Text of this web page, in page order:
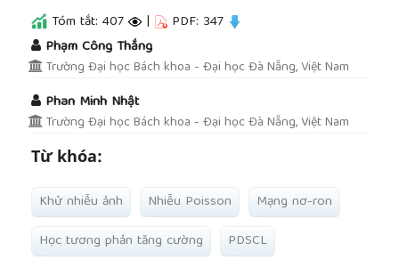
Tóm tắt: 407 | PDF: 347
Phạm Công Thắng
Trường Đại học Bách khoa - Đại học Đà Nẵng, Việt Nam
Phan Minh Nhật
Trường Đại học Bách khoa - Đại học Đà Nẵng, Việt Nam
Từ khóa:
Khử nhiễu ảnh Nhiễu Poisson
Mạng nơ-ron
Học tương phản tăng cường
PDSCL